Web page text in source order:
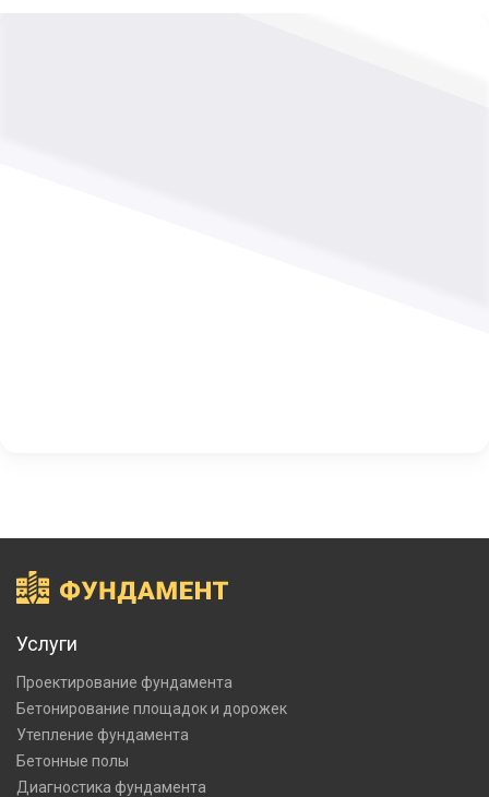
Услуги
Проектирование фундамента
Бетонирование площадок и дорожек
Утепление фундамента
Бетонные полы
Диагностика фундамента